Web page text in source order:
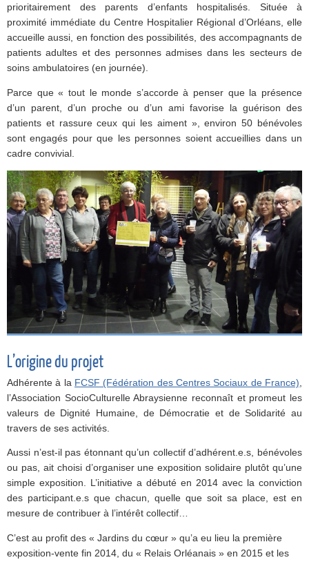
prioritairement des parents d’enfants hospitalisés. Située à
proximité immédiate du Centre Hospitalier Régional d’Orléans, elle
accueille aussi, en fonction des possibilités, des accompagnants de
patients adultes et des personnes admises dans les secteurs de
soins ambulatoires (en journée).
Parce que « tout le monde s’accorde à penser que la présence
d’un parent, d’un proche ou d’un ami favorise la guérison des
patients et rassure ceux qui les aiment », environ 50 bénévoles
sont engagés pour que les personnes soient accueillies dans un
cadre convivial.
L’origine du projet
Adhérente à la FCSF (Fédération des Centres Sociaux de France)
l’Association SocioCulturelle Abraysienne reconnaît et promeut les
valeurs de Dignité Humaine, de Démocratie et de Solidarité au
travers de ses activités.
Aussi n’est-il pas étonnant qu’un collectif d’adhérent.e.s, bénévoles
ou pas, ait choisi d’organiser une exposition solidaire plutôt qu’une
simple exposition. L’initiative a débuté en 2014 avec la conviction
des participant.e.s que chacun, quelle que soit sa place, est en
mesure de contribuer à l’intérêt collectif…
C’est au profit des « Jardins du cœur » qu’a eu lieu la première
exposition-vente fin 2014, du « Relais Orléanais » en 2015 et les